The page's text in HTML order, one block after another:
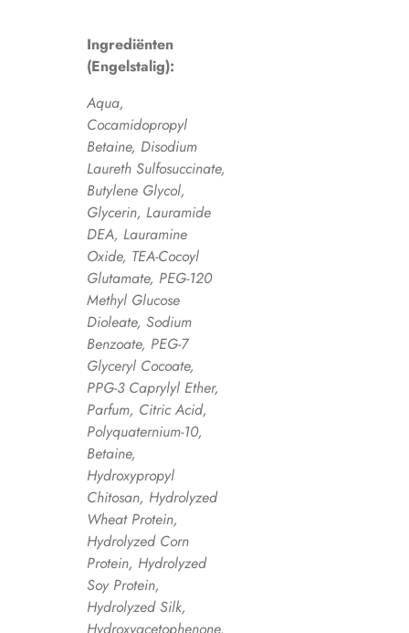
Ingrediënten
(Engelstalig):
Aqua,
Cocamidopropyl
Betaine, Disodium
Laureth Sulfosuccinate,
Butylene Glycol,
Glycerin, Lauramide
DEA, Lauramine
Oxide, TEA-Cocoyl
Glutamate, PEG-120
Methyl Glucose
Dioleate, Sodium
Benzoate, PEG-7
Glyceryl Cocoate,
PPG-3 Caprylyl Ether,
Parfum, Citric Acid,
Polyquaternium-10,
Betaine,
Hydroxypropyl
Chitosan, Hydrolyzed
Wheat Protein,
Hydrolyzed Corn
Protein, Hydrolyzed
Soy Protein,
Hydrolyzed Silk,
Hydroxyacetophenone,